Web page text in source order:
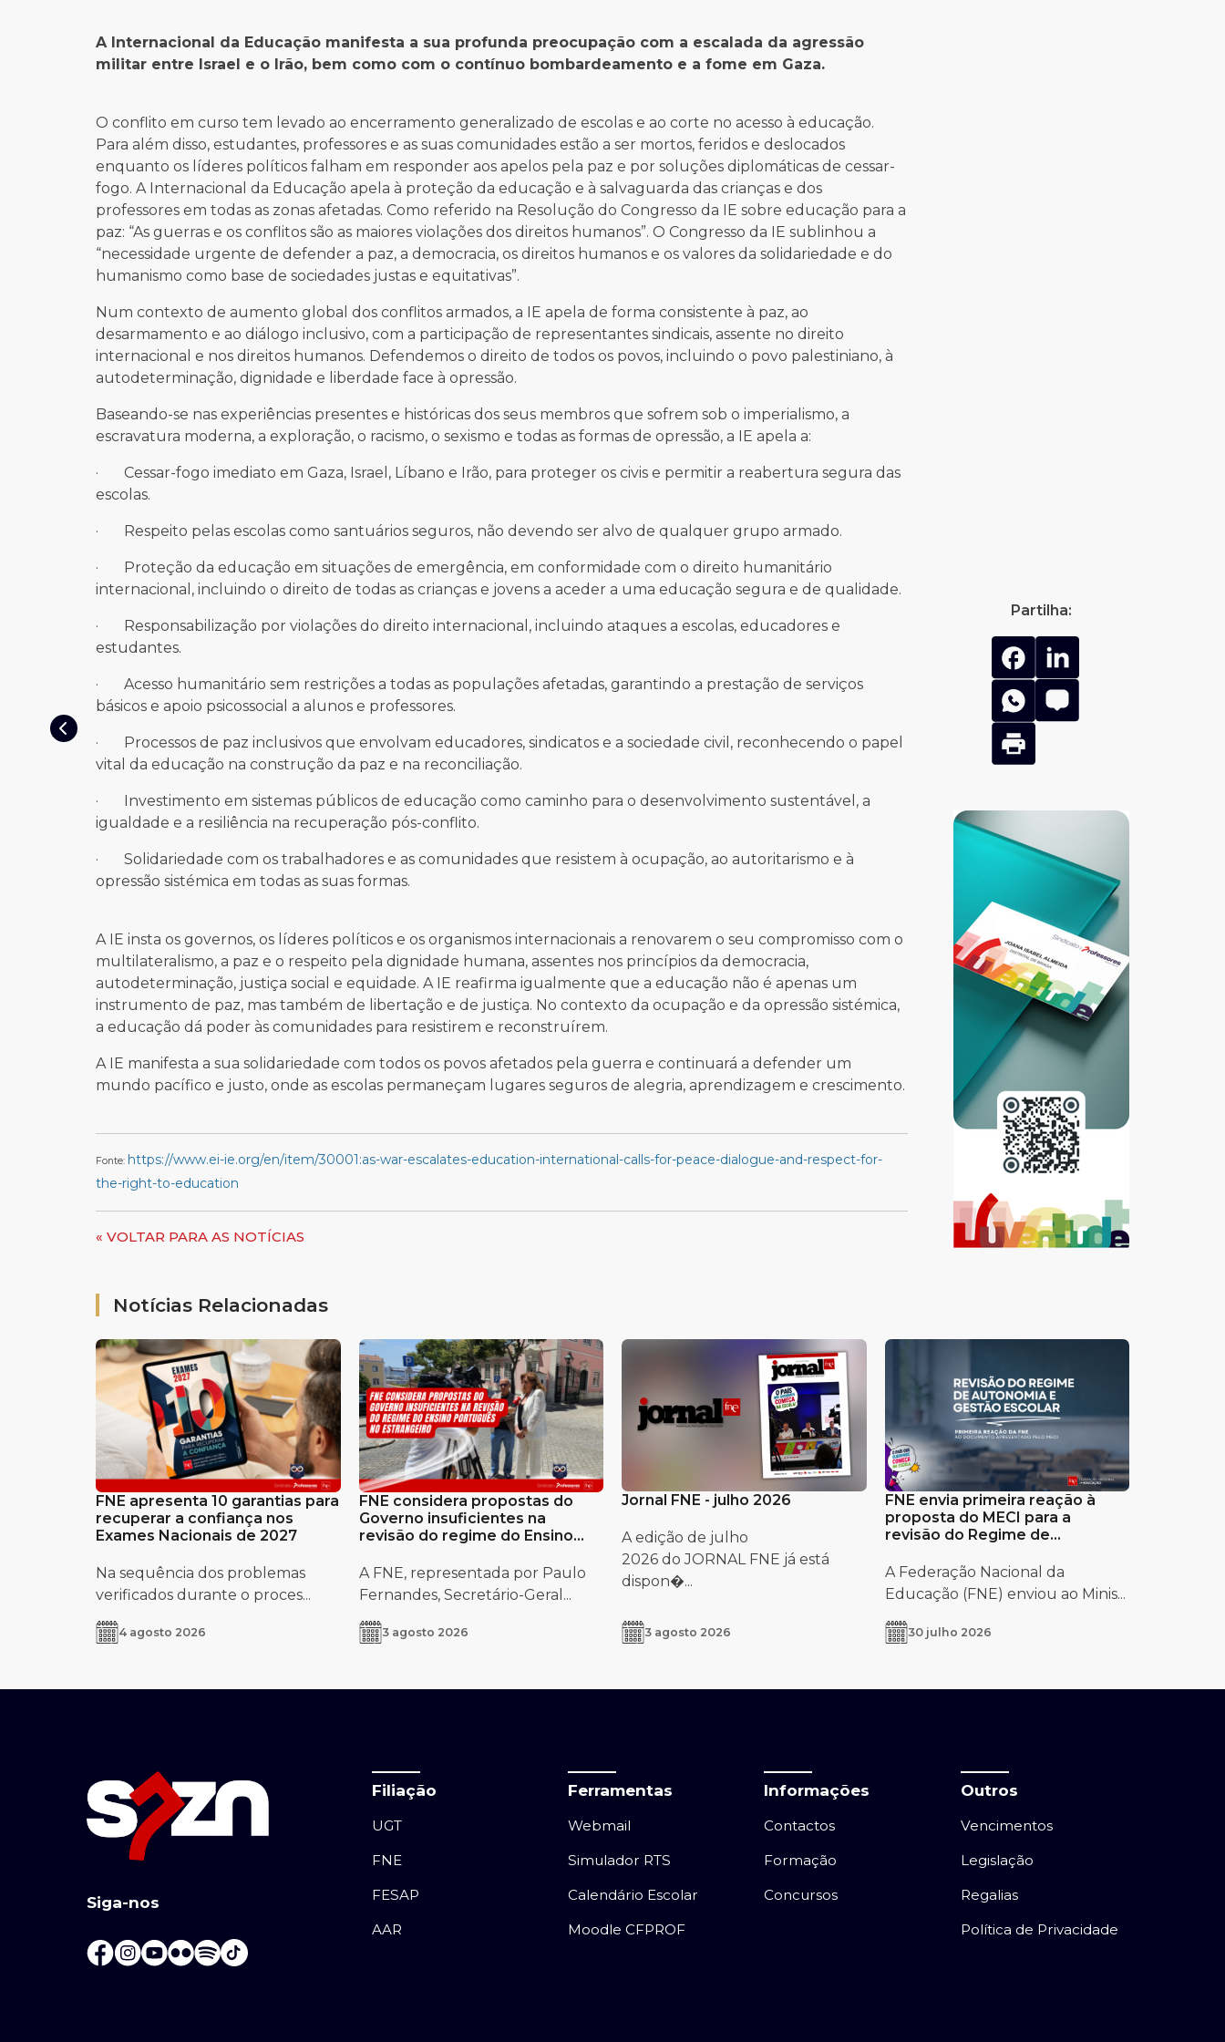
A Internacional da Educação manifesta a sua profunda preocupação com a escalada da agressão
militar entre Israel e o Irão, bem como com o contínuo bombardeamento e a fome em Gaza.
O conflito em curso tem levado ao encerramento generalizado de escolas e ao corte no acesso à educação.
Para além disso, estudantes, professores e as suas comunidades estão a ser mortos, feridos e deslocados
enquanto os líderes políticos falham em responder aos apelos pela paz e por soluções diplomáticas de cessar-
fogo. A Internacional da Educação apela à proteção da educação e à salvaguarda das crianças e dos
professores em todas as zonas afetadas. Como referido na Resolução do Congresso da IE sobre educação para a
paz: “As guerras e os conflitos são as maiores violações dos direitos humanos”. O Congresso da IE sublinhou a
“necessidade urgente de defender a paz, a democracia, os direitos humanos e os valores da solidariedade e do
humanismo como base de sociedades justas e equitativas”.
Num contexto de aumento global dos conflitos armados, a IE apela de forma consistente à paz, ao
desarmamento e ao diálogo inclusivo, com a participação de representantes sindicais, assente no direito
internacional e nos direitos humanos. Defendemos o direito de todos os povos, incluindo o povo palestiniano, à
autodeterminação, dignidade e liberdade face à opressão.
Baseando-se nas experiências presentes e históricas dos seus membros que sofrem sob o imperialismo, a
escravatura moderna, a exploração, o racismo, o sexismo e todas as formas de opressão, a IE apela a:
· Cessar-fogo imediato em Gaza, Israel, Líbano e Irão, para proteger os civis e permitir a reabertura segura das
escolas.
· Respeito pelas escolas como santuários seguros, não devendo ser alvo de qualquer grupo armado.
· Proteção da educação em situações de emergência, em conformidade com o direito humanitário
internacional, incluindo o direito de todas as crianças e jovens a aceder a uma educação segura e de qualidade.
· Responsabilização por violações do direito internacional, incluindo ataques a escolas, educadores e
estudantes.
· Acesso humanitário sem restrições a todas as populações afetadas, garantindo a prestação de serviços
básicos e apoio psicossocial a alunos e professores.
· Processos de paz inclusivos que envolvam educadores, sindicatos e a sociedade civil, reconhecendo o papel
vital da educação na construção da paz e na reconciliação.
· Investimento em sistemas públicos de educação como caminho para o desenvolvimento sustentável, a
igualdade e a resiliência na recuperação pós-conflito.
· Solidariedade com os trabalhadores e as comunidades que resistem à ocupação, ao autoritarismo e à
opressão sistémica em todas as suas formas.
A IE insta os governos, os líderes políticos e os organismos internacionais a renovarem o seu compromisso com o
multilateralismo, a paz e o respeito pela dignidade humana, assentes nos princípios da democracia,
autodeterminação, justiça social e equidade. A IE reafirma igualmente que a educação não é apenas um
instrumento de paz, mas também de libertação e de justiça. No contexto da ocupação e da opressão sistémica,
a educação dá poder às comunidades para resistirem e reconstruírem.
A IE manifesta a sua solidariedade com todos os povos afetados pela guerra e continuará a defender um
mundo pacífico e justo, onde as escolas permaneçam lugares seguros de alegria, aprendizagem e crescimento.
Fonte: https://www.ei-ie.org/en/item/30001:as-war-escalates-education-international-calls-for-peace-dialogue-and-respect-for-
the-right-to-education
« VOLTAR PARA AS NOTÍCIAS
Partilha:
Notícias Relacionadas
FNE apresenta 10 garantias para
recuperar a confiança nos
Exames Nacionais de 2027
Na sequência dos problemas
verificados durante o proces...
4 agosto 2026
FNE considera propostas do
Governo insuficientes na
revisão do regime do Ensino
A FNE, representada por Paulo
Fernandes, Secretário-Geral...
3 agosto 2026
Jornal FNE - julho 2026
A edição de julho
2026 do JORNAL FNE já está
dispon�...
3 agosto 2026
FNE envia primeira reação à
proposta do MECI para a
revisão do Regime de
A Federação Nacional da
Educação (FNE) enviou ao Minis...
30 julho 2026
Siga-nos
Filiação
UGT
FNE
FESAP
AAR
Ferramentas
Webmail
Simulador RTS
Calendário Escolar
Moodle CFPROF
Informações
Contactos
Formação
Concursos
Outros
Vencimentos
Legislação
Regalias
Política de Privacidade